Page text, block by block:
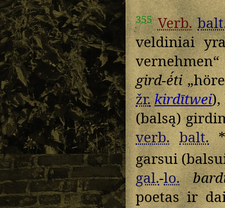
355 Verb.
veldiniai
gird-ė́ti
žr.kirdītwei),
(balsą)
verb. balt.*
garsui
gal.-lo.
poetas ir